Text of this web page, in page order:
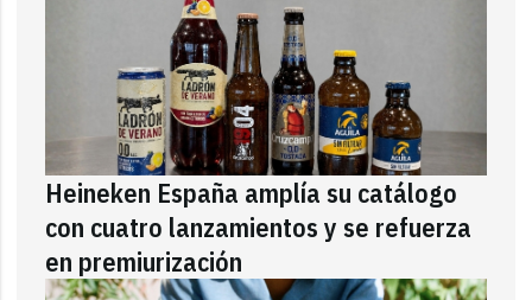
Heineken España amplía su catálogo
con cuatro lanzamientos y se refuerza
en premiurización